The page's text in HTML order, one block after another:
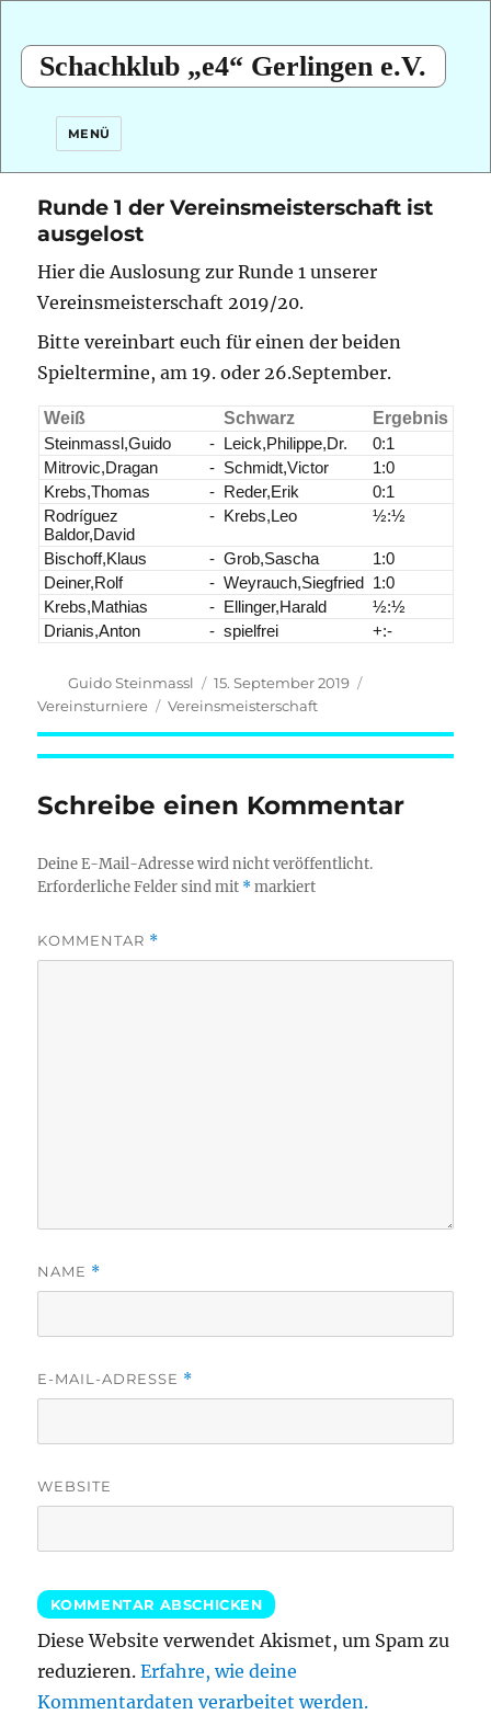
Schachklub „e4“ Gerlingen e.V.
MENÜ
Runde 1 der Vereinsmeisterschaft ist
ausgelost
Hier die Auslosung zur Runde 1 unserer
Vereinsmeisterschaft 2019/20.
Bitte vereinbart euch für einen der beiden
Spieltermine, am 19. oder 26.September.
Weiß Schwarz
Ergebnis
Steinmassl,Guido
- Leick,Philippe,Dr.
0:1
Mitrovic,Dragan
- Schmidt,Victor
1:0
Krebs,Thomas
- Reder,Erik
0:1
Rodríguez
Baldor,David
- Krebs,Leo ½:½
Bischoff,Klaus - Grob,Sascha
1:0
Deiner,Rolf
- Weyrauch,Siegfried 1:0
Krebs,Mathias
- Ellinger,Harald
½:½
Drianis,Anton
- spielfrei +:-
Autor
Guido Steinmassl
Veröffentlicht
am
15. September 2019
Vereinsturniere
Schlagwörter
Vereinsmeisterschaft
Schreibe einen Kommentar
Deine E-Mail-Adresse wird nicht veröffentlicht.
Erforderliche Felder sind mit *markiert
KOMMENTAR *
NAME *
E-MAIL-ADRESSE *
WEBSITE
Diese Website verwendet Akismet, um Spam zu
reduzieren.Erfahre, wie deine
Kommentardaten verarbeitet werden.